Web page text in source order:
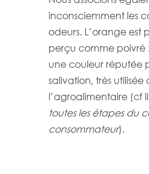
inconsciemment les
odeurs. L’orange est
perçu comme poivré :
une couleur réputée
salivation, très utilisée
l’agroalimentaire (cf
toutes les étapes du
consommateur).